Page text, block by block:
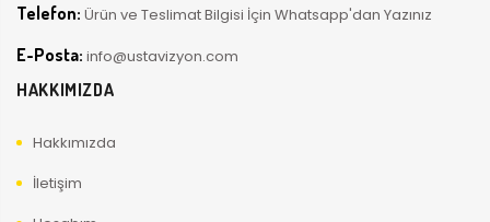
Telefon: Ürün ve Teslimat Bilgisi İçin Whatsapp'dan Yazınız
E-Posta: info@ustavizyon.com
HAKKIMIZDA
Hakkımızda
İletişim